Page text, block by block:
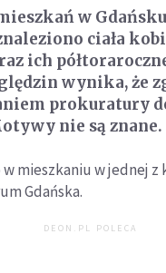
w
ciała
ich
wynika, że
prokuratury
nie są znane.
w mieszkaniu w jednej
Gdańska.
DEON.PL POLECA